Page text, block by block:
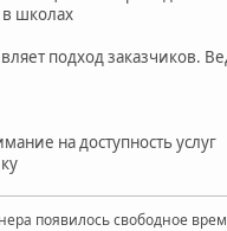
в школах
подход заказчиков.
на доступность услуг
появилось свободное